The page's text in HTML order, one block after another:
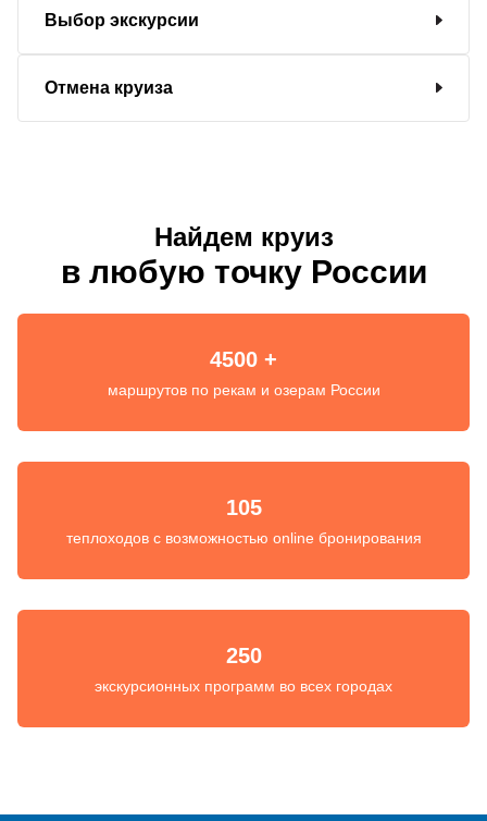
Выбор экскурсии
Отмена круиза
Найдем круиз
в любую точку России
4500 +
маршрутов по рекам и озерам России
105
теплоходов с возможностью online бронирования
250
экскурсионных программ во всех городах